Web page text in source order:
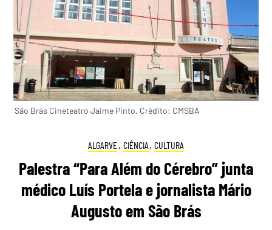
São Brás Cineteatro Jaime Pinto. Crédito: CMSBA
ALGARVE, CIÊNCIA, CULTURA
Palestra “Para Além do Cérebro” junta
médico Luís Portela e jornalista Mário
Augusto em São Brás